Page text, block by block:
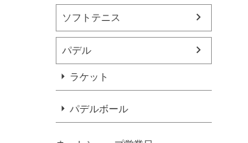
ソフトテニス
パデル
ラケット
パデルボール